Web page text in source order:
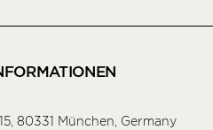
80331 München, Germany